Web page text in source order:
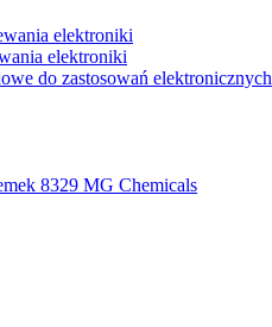
elektroniki
elektroniki
do zastosowań elektronicznych
8329 MG Chemicals